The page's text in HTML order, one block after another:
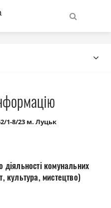
1-8/23 м. Луцьк
комунальних
культура, мистецтво)